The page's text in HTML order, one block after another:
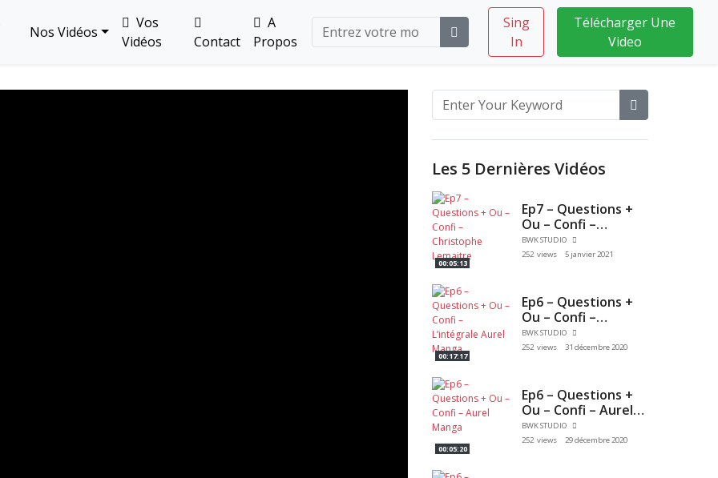
Nos Vidéos
Vos
Vidéos
Contact
A
Propos
Sing
In
Télécharger Une
Video
Les 5 Dernières Vidéos
00:05:13
Ep7 – Questions +
Ou – Confi –
Christophe
Lemaitre
BWK STUDIO
252 views
5 janvier 2021
00:17:17
Ep6 – Questions +
Ou – Confi –
L’intégrale Aurel
Manga
BWK STUDIO
252 views
31 décembre 2020
00:05:20
Ep6 – Questions +
Ou – Confi – Aurel
Manga
BWK STUDIO
252 views
29 décembre 2020